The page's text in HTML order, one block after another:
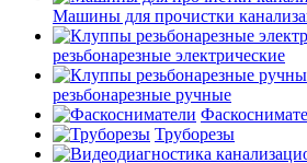
Машины для прочистки
резьбонарезные электрические
резьбонарезные ручные
Труборезы